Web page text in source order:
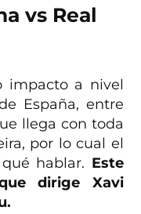
vs Real
impacto a nivel
España, entre
llega con toda
por lo cual el
hablar. Este
dirige Xavi